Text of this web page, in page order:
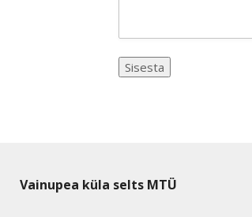
Vainupea küla selts MTÜ